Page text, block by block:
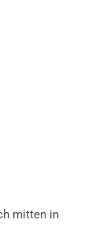
mitten in